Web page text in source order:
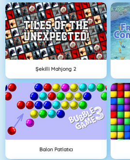
Şekilli Mahjong 2
Balon Patlatıcı